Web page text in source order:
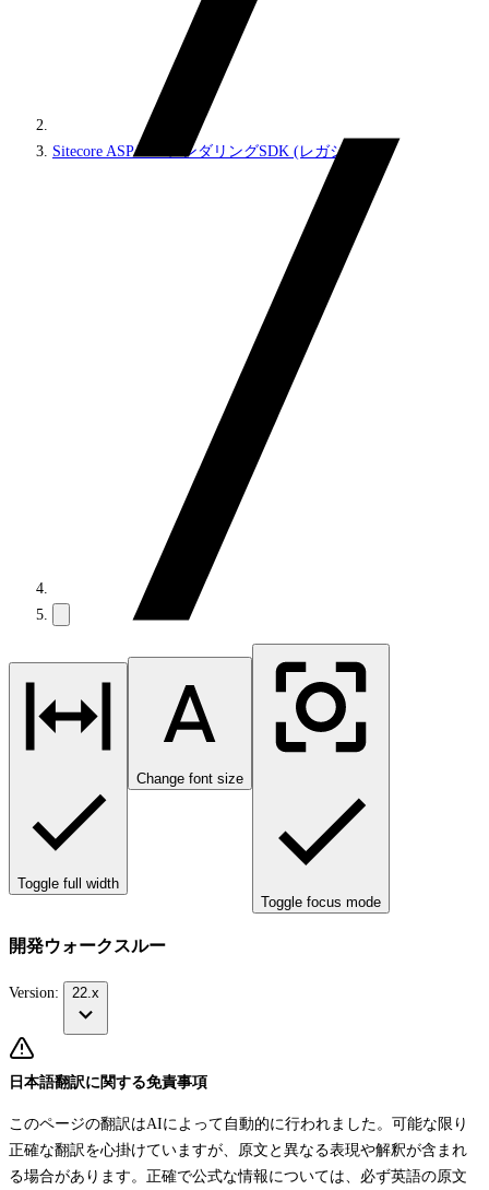
Sitecore ASP.NETレンダリングSDK (レガシー)
Toggle full width
Change font size
Toggle focus mode
開発ウォークスルー
Version: 22.x
日本語翻訳に関する免責事項
このページの翻訳はAIによって自動的に行われました。可能な限り
正確な翻訳を心掛けていますが、原文と異なる表現や解釈が含まれ
る場合があります。正確で公式な情報については、必ず英語の原文